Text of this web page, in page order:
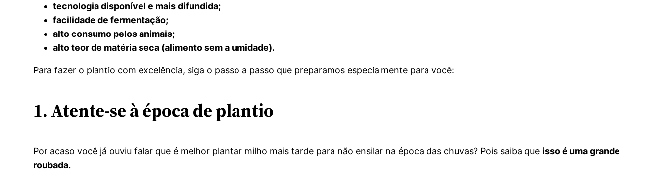
tecnologia disponível e mais difundida;
facilidade de fermentação;
alto consumo pelos animais;
alto teor de matéria seca (alimento sem a umidade).
Para fazer o plantio com excelência, siga o passo a passo que preparamos especialmente para você:
1. Atente-se à época de plantio
Por acaso você já ouviu falar que é melhor plantar milho mais tarde para não ensilar na época das chuvas? Pois saiba que isso é uma grande
roubada.